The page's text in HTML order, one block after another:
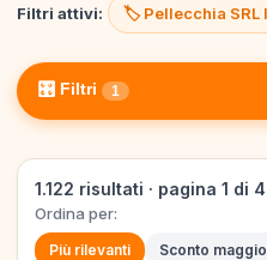
Filtri attivi: 🏷️ Pellecchia SRL
🎛️ Filtri 1
1.122 risultati · pagina 1 di
Ordina per:
Più rilevanti Sconto